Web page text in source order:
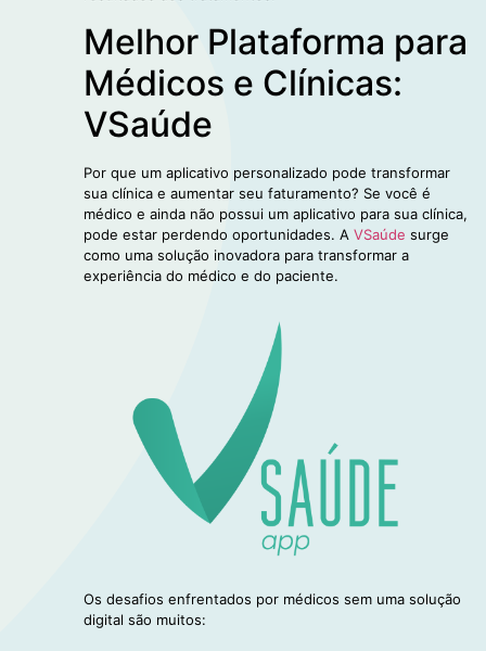
Melhor Plataforma para
Médicos e Clínicas:
VSaúde
Por que um aplicativo personalizado pode transformar
sua clínica e aumentar seu faturamento? Se você é
médico e ainda não possui um aplicativo para sua clínica,
pode estar perdendo oportunidades. A VSaúde surge
como uma solução inovadora para transformar a
experiência do médico e do paciente.
Os desafios enfrentados por médicos sem uma solução
digital são muitos: